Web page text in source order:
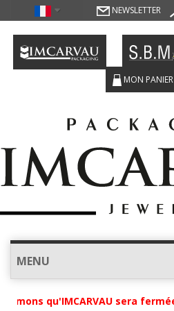
NEWSLETTER
MON PANIER
MENU
qu'IMCARVAU sera